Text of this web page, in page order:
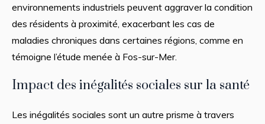
environnements industriels peuvent aggraver la condition
des résidents à proximité, exacerbant les cas de
maladies chroniques dans certaines régions, comme en
témoigne l’étude menée à Fos-sur-Mer.
Impact des inégalités sociales sur la santé
Les inégalités sociales sont un autre prisme à travers